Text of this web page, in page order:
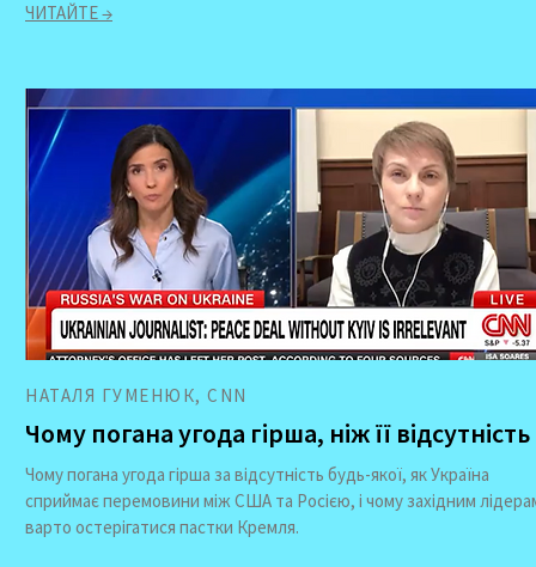
ЧИТАЙТЕ →
НАТАЛЯ ГУМЕНЮК, CNN
Чому погана угода гірша, ніж її відсутність
Чому погана угода гірша за відсутність будь-якої, як Україна
сприймає перемовини між США та Росією, і чому західним
варто остерігатися пастки Кремля.